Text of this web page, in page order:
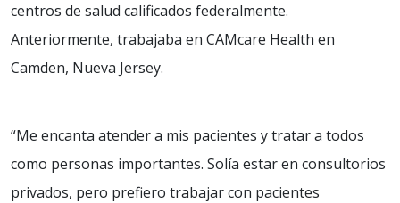
centros de salud calificados federalmente.
Anteriormente, trabajaba en CAMcare Health en
Camden, Nueva Jersey.
“Me encanta atender a mis pacientes y tratar a todos
como personas importantes. Solía estar en consultorios
privados, pero prefiero trabajar con pacientes